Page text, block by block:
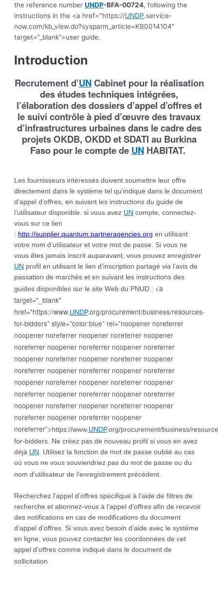
the reference numberUNDP-BFA-00724, following the
instructions in the <a href="https://UNDP.service-
now.com/kb_view.do?sysparm_article=KB0014104″
target=”_blank”>user guide.
Introduction
Recrutement d’UNCabinet pour la réalisation
des études techniques intégrées,
l’élaboration des dossiers d’appel d’offres et
le suivi contrôle à pied d’œuvre des travaux
d’infrastructures urbaines dans le cadre des
projets OKDB, OKDD et SDATI au Burkina
Faso pour le compte de UN HABITAT.
Les fournisseurs intéressés doivent soumettre leur offre
directement dans le système tel qu’indiqué dans le document
d’appel d’offres, en suivant les instructions du guide de
l’utilisateur disponible. si vous avez UN compte, connectez-
vous sur ce lien
: http://supplier.quantum.partneragencies.org en utilisant
votre nom d’utilisateur et votre mot de passe. Si vous ne
vous êtes jamais inscrit auparavant, vous pouvez enregistrer
UN profil en utilisant le lien d’inscription partagé via l’avis de
passation de marchés et en suivant les instructions des
guides disponibles sur le site Web du PNUD : <a
target="_blank"
href="https://www.UNDP.org/procurement/business/resources-
for-bidders” style=”color:blue” rel=”noopener noreferrer
noopener noreferrer noopener noreferrer noopener
noreferrer noopener noreferrer noopener noreferrer
noopener noreferrer noopener noreferrer noopener
noreferrer noopener noreferrer noopener noreferrer
noopener noreferrer noopener noreferrer noopener
noreferrer noopener noreferrer noopener noreferrer
noopener noreferrer noopener noreferrer noopener
noreferrer noopener noreferrer noopener
noreferrer”> https://www. UNDP.org/procurement/business/
for-bidders . Ne créez pas de nouveau profil si vous en avez
déjà UN . Utilisez la fonction de mot de passe oublié au cas
où vous ne vous souviendriez pas du mot de passe ou du
nom d’utilisateur de l’enregistrement précédent.
Recherchez l’appel d’offres spécifique à l’aide de filtres de
recherche et abonnez-vous à l’appel d’offres afin de recevoir
des notifications en cas de modifications du document
d’appel d’offres. Si vous avez besoin d’aide avec le système
en ligne, vous pouvez contacter les coordonnées de cet
appel d’offres comme indiqué dans le document de
sollicitation